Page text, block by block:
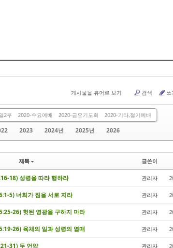
게시물을 뷰어로 보기 검색 쓰
요 말씀 2013 2014 2015 2016
2017
2부 2020-수요예배 2020-금요기도회 2020-기타,절기예배
2023 2024년 2025년 2026
제목 글쓴이
18) 성령을 따라 행하라 관리자
5) 너희가 짐을 서로 지라 관리자
26) 헛된 영광을 구하지 마라 관리자
26) 육체의 일과 성령의 열매 관리자
31) 두 언약 관리자